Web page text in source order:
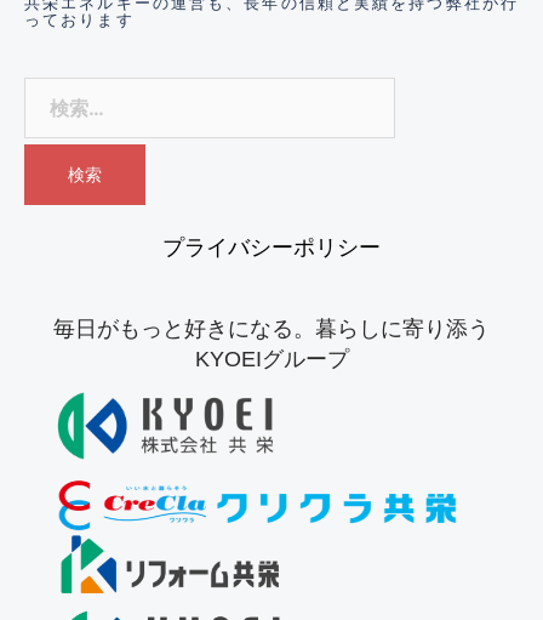
っております
プライバシーポリシー
毎日がもっと好きになる。暮らしに寄り添う
KYOEIグループ